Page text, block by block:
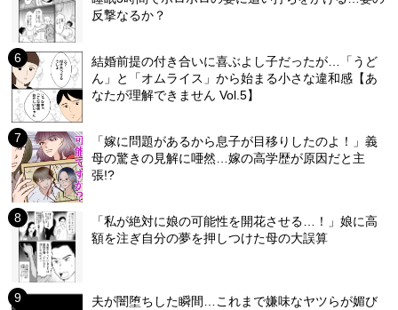
反撃なるか？
結婚前提の付き合いに喜ぶよし子だったが…「うど
ん」と「オムライス」から始まる小さな違和感【あ
なたが理解できません Vol.5】
「嫁に問題があるから息子が目移りしたのよ！」義
母の驚きの見解に唖然…嫁の高学歴が原因だと主
張!?
「私が絶対に娘の可能性を開花させる…！」娘に高
額を注ぎ自分の夢を押しつけた母の大誤算
夫が闇堕ちした瞬間…これまで嫌味なヤツらが媚び